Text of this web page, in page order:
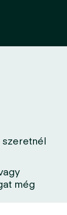
szeretnél
még